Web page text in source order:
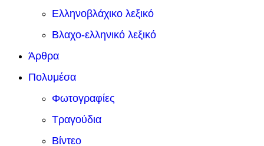
Ελληνοβλάχικο λεξικό
Βλαχο-ελληνικό λεξικό
Άρθρα
Πολυμέσα
Φωτογραφίες
Τραγούδια
Βίντεο